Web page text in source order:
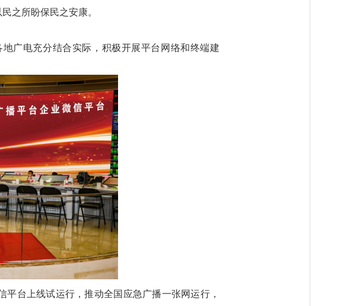
之所盼保民之安康。
广电充分结合实际，积极开展平台网络和终端建
平台上线试运行，推动全国应急广播一张网运行，